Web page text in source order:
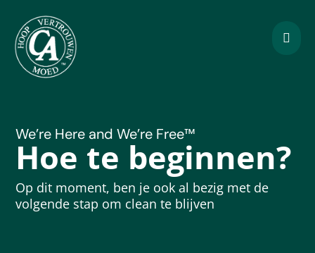

We’re Here and We’re Free™
Hoe te beginnen?
Op dit moment, ben je ook al bezig met de
volgende stap om clean te blijven